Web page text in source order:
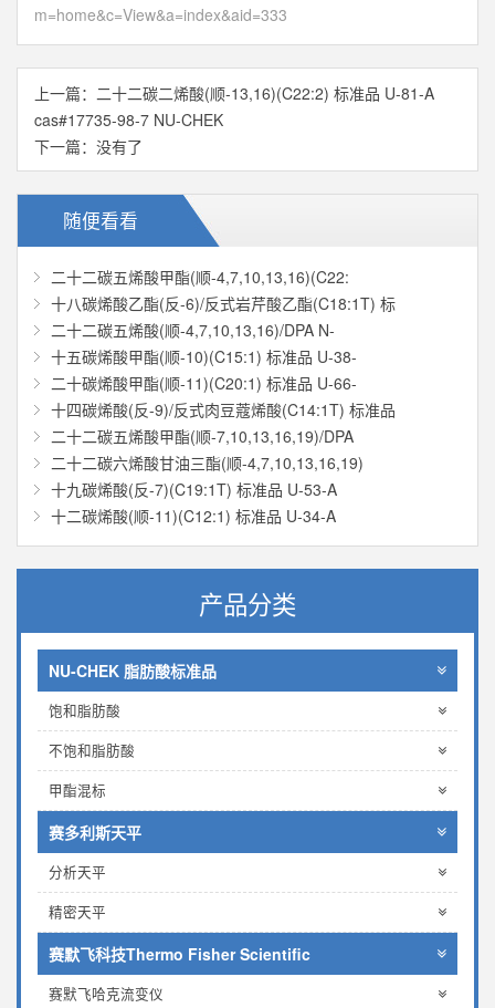
m=home&c=View&a=index&aid=333
上一篇： 二十二碳二烯酸(顺-13,16)(C22:2) 标准品 U-81-A
cas#17735-98-7 NU-CHEK
下一篇：没有了
随便看看
二十二碳五烯酸甲酯(顺-4,7,10,13,16)(C22:
十八碳烯酸乙酯(反-6)/反式岩芹酸乙酯(C18:1T) 标
二十二碳五烯酸(顺-4,7,10,13,16)/DPA N-
十五碳烯酸甲酯(顺-10)(C15:1) 标准品 U-38-
二十碳烯酸甲酯(顺-11)(C20:1) 标准品 U-66-
十四碳烯酸(反-9)/反式肉豆蔻烯酸(C14:1T) 标准品
二十二碳五烯酸甲酯(顺-7,10,13,16,19)/DPA
二十二碳六烯酸甘油三酯(顺-4,7,10,13,16,19)
十九碳烯酸(反-7)(C19:1T) 标准品 U-53-A
十二碳烯酸(顺-11)(C12:1) 标准品 U-34-A
产品分类
NU-CHEK 脂肪酸标准品
饱和脂肪酸
不饱和脂肪酸
甲酯混标
赛多利斯天平
分析天平
精密天平
赛默飞科技Thermo Fisher Scientific
赛默飞哈克流变仪